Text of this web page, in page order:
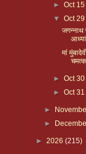
► Oct 15
▼ Oct 29
जगन्नाथ
मां
► Oct 30
► Oct 31
►
►
► 2026 (215)